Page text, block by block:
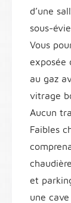
d’une
sous-
Vous
exposée
au gaz
vitrage
Aucun
Faibles
et
une cave